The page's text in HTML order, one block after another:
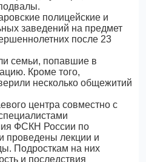
полицейские и
заведений на предмет
после 23
семьи, попавшие в
Кроме того,
несколько общежитий
центра совместно с
ФСКН России по
проведены лекции и
Подросткам на них
и последствия